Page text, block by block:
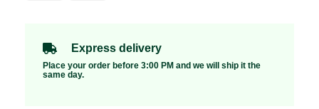
Express delivery
Place your order before 3:00 PM and we will ship it the
same day.